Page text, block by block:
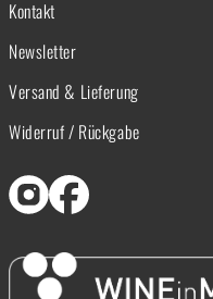
Kontakt
Newsletter
Versand & Lieferung
Widerruf / Rückgabe